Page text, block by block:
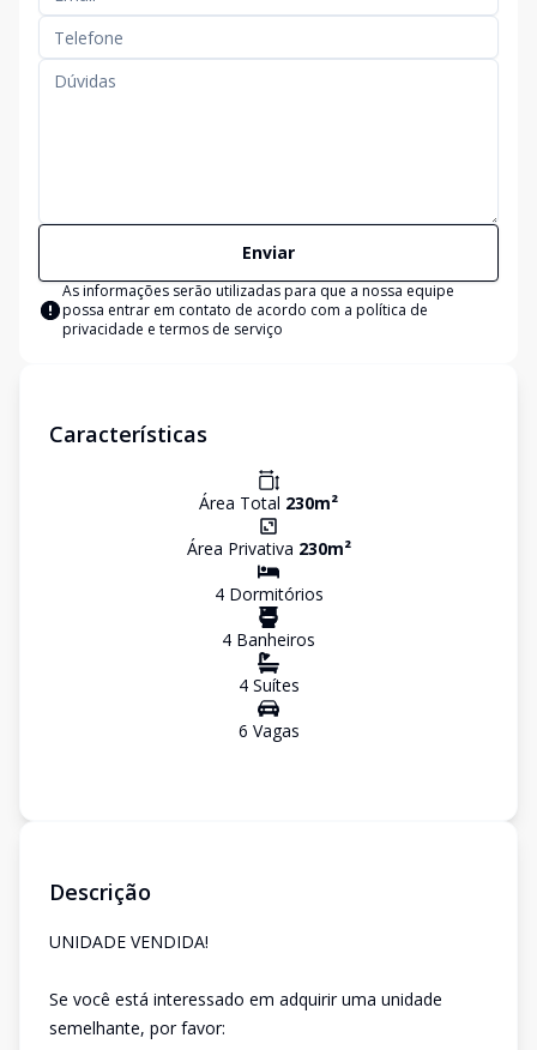
Enviar
As informações serão utilizadas para que a nossa equipe
possa entrar em contato de acordo com a política de
privacidade e termos de serviço
Características
Área Total 230m²
Área Privativa 230m²
4Dormitórios
4 Banheiros
4Suítes
6 Vagas
Descrição
UNIDADE VENDIDA!
Se você está interessado em adquirir uma unidade
semelhante, por favor: